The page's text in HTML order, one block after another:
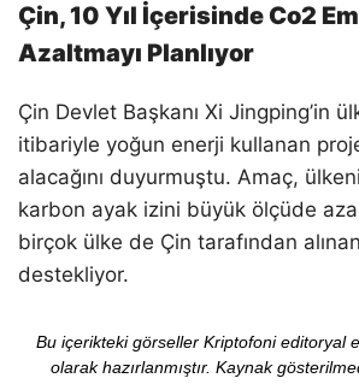
Çin, 10 Yıl İçerisinde Co2
Azaltmayı Planlıyor
Çin Devlet Başkanı Xi Jingping’in
itibariyle yoğun enerji kullanan
alacağını duyurmuştu. Amaç,
karbon ayak izini büyük ölçüde
birçok ülke de Çin tarafından
destekliyor.
Bu içerikteki görseller Kriptofoni editoryal
olarak hazırlanmıştır. Kaynak